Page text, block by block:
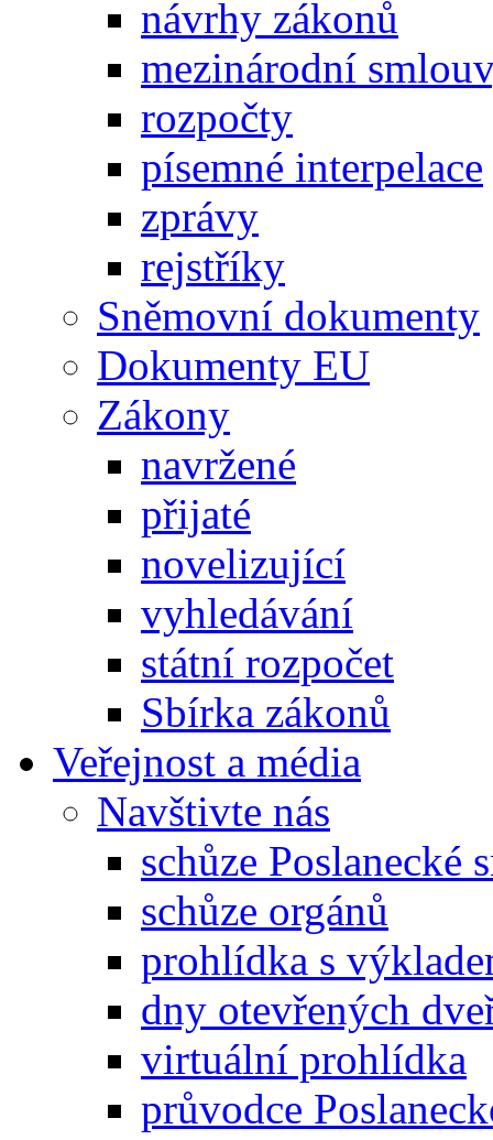
návrhy zákonů
mezinárodní
rozpočty
písemné interpelace
zprávy
rejstříky
Sněmovní dokumenty
Dokumenty EU
Zákony
navržené
přijaté
novelizující
vyhledávání
státní rozpočet
Sbírka zákonů
Veřejnost a média
Navštivte nás
schůze Poslanecké
schůze orgánů
prohlídka s
dny otevřených
virtuální prohlídka
průvodce